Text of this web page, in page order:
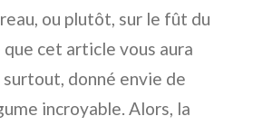
ou plutôt, sur le fût du
que cet article vous aura
donné envie de
incroyable. Alors, la